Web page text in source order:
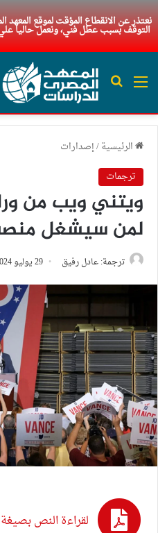
نعتذر عن الانقطاع المؤقت لموقع المعهد
التوقف بسبب عطل فني، ونعمل حاليا
القائمة بحث عن
الرئيسية/إصدارات
ترجمات
ويتني ويب من
لمن سيشغل
ترجمة: عادل رفيق 29 يوليو 2024
لقراءة النص بصيغة PDF إضغط هنا.